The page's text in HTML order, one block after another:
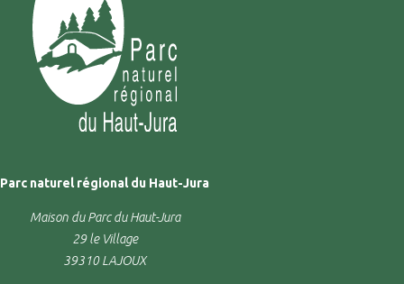
Parc naturel régional du Haut-Jura
Maison du Parc du Haut-Jura
29 le Village
39310 LAJOUX